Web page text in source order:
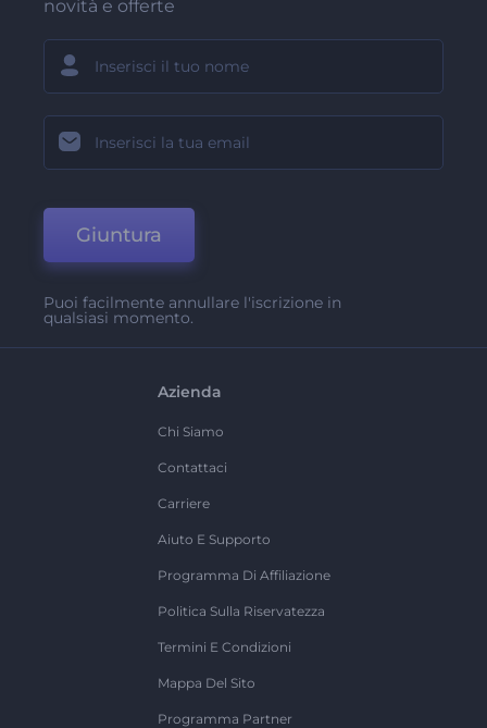
novità e offerte
Giuntura
Puoi facilmente annullare l'iscrizione in
qualsiasi momento.
Azienda
Chi Siamo
Contattaci
Carriere
Aiuto E Supporto
Programma Di Affiliazione
Politica Sulla Riservatezza
Termini E Condizioni
Mappa Del Sito
Programma Partner